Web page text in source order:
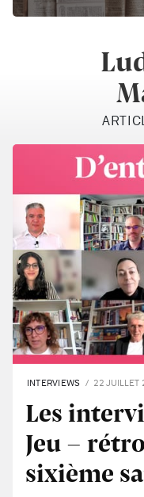
INTERVIEWS 22 JUILLET
Les
Jeu -
sixième